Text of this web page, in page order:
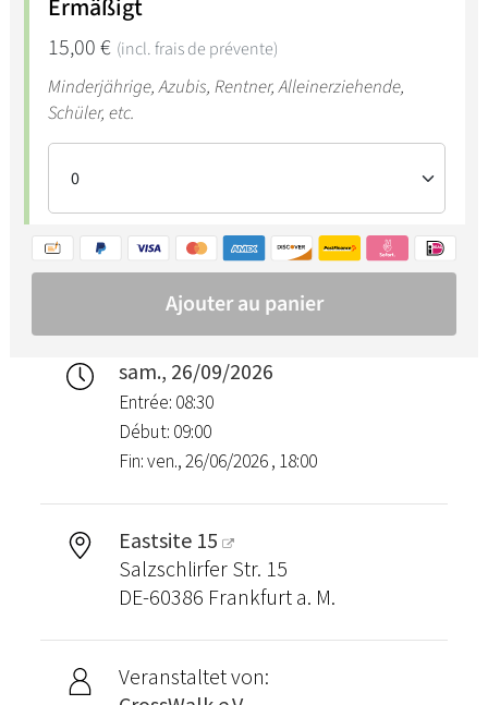
sam., 26/09/2026
Entrée: 08:30
Début: 09:00
Fin: ven., 26/06/2026 , 18:00
Eastsite 15
Salzschlirfer Str. 15
DE-60386 Frankfurt a. M.
Veranstaltet von: